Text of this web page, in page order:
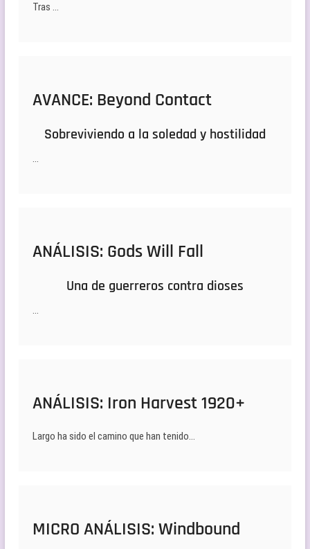
Tras …
AVANCE: Beyond Contact
Sobreviviendo a la soledad y hostilidad
…
ANÁLISIS: Gods Will Fall
Una de guerreros contra dioses
…
ANÁLISIS: Iron Harvest 1920+
Largo ha sido el camino que han tenido…
MICRO ANÁLISIS: Windbound